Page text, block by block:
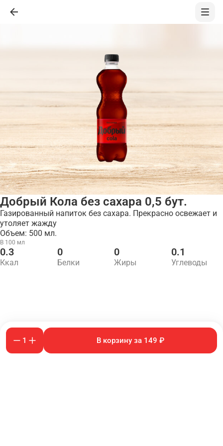
Добрый Кола без сахара 0,5 бут.
Газированный напиток без сахара. Прекрасно освежает и
утоляет жажду
Объем: 500 мл.
В 100 мл
0.3
Ккал
0
Белки
0
Жиры
0.1
Углеводы
1 В корзину за 149 ₽